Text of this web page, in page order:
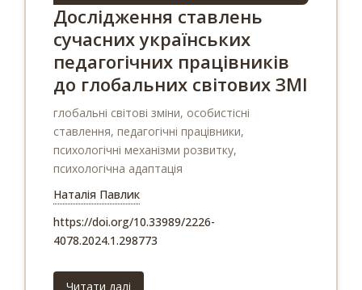
Дослідження ставлень
сучасних українських
педагогічних працівників
до глобальних світових ЗМІ
глобальні світові зміни, особистісні
ставлення, педагогічні працівники,
психологічні механізми розвитку,
психологічна адаптація
Наталія Павлик
https://doi.org/10.33989/2226-
4078.2024.1.298773
Читати далі